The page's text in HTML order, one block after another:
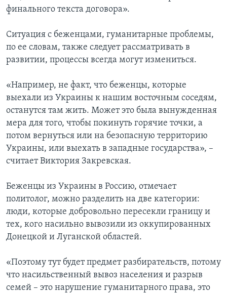
финального текста договора».
Ситуация с беженцами, гуманитарные проблемы,
по ее словам, также следует рассматривать в
развитии, процессы всегда могут измениться.
«Например, не факт, что беженцы, которые
выехали из Украины к нашим восточным соседям,
останутся там жить. Может это была вынужденная
мера для того, чтобы покинуть горячие точки, а
потом вернуться или на безопасную территорию
Украины, или выехать в западные государства», –
считает Виктория Закревская.
Беженцы из Украины в Россию, отмечает
политолог, можно разделить на две категории:
люди, которые добровольно пересекли границу и
тех, кого насильно вывозили из оккупированных
Донецкой и Луганской областей.
«Поэтому тут будет предмет разбирательств, потому
что насильственный вывоз населения и разрыв
семей – это нарушение гуманитарного права, это